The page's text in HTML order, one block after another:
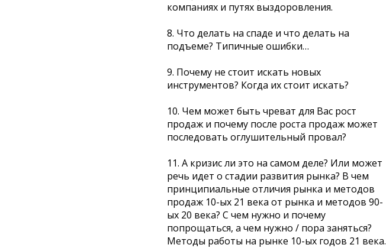
компаниях и путях выздоровления.
8. Что делать на спаде и что делать на
подъеме? Типичные ошибки…
9. Почему не стоит искать новых
инструментов? Когда их стоит искать?
10. Чем может быть чреват для Вас рост
продаж и почему после роста продаж может
последовать оглушительный провал?
11. А кризис ли это на самом деле? Или может
речь идет о стадии развития рынка? В чем
принципиальные отличия рынка и методов
продаж 10-ых 21 века от рынка и методов 90-
ых 20 века? С чем нужно и почему
попрощаться, а чем нужно / пора заняться?
Методы работы на рынке 10-ых годов 21 века.